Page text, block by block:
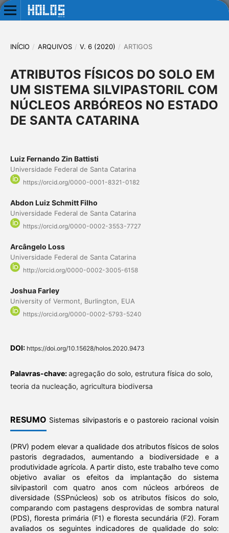
INÍCIO / ARQUIVOS / V. 6 (2020) / ARTIGOS
ATRIBUTOS FÍSICOS DO SOLO EM
UM SISTEMA SILVIPASTORIL COM
NÚCLEOS ARBÓREOS NO ESTADO
DE SANTA CATARINA
Luiz Fernando Zin Battisti
Universidade Federal de Santa Catarina
https://orcid.org/0000-0001-8321-0182
Abdon Luiz Schmitt Filho
Universidade Federal de Santa Catarina
https://orcid.org/0000-0002-3553-7727
Arcângelo Loss
Universidade Federal de Santa Catarina
http://orcid.org/0000-0002-3005-6158
Joshua Farley
University of Vermont, Burlington, EUA
https://orcid.org/0000-0002-5793-5240
DOI: https://doi.org/10.15628/holos.2020.9473
Palavras-chave:agregação do solo, estrutura física do solo,
teoria da nucleação, agricultura biodiversa
RESUMO Sistemas silvipastoris e o pastoreio racional voisin
(PRV) podem elevar a qualidade dos atributos físicos de solos
pastoris degradados, aumentando a biodiversidade e a
produtividade agrícola. A partir disto, este trabalho teve como
objetivo avaliar os efeitos da implantação do sistema
silvipastoril com quatro anos com núcleos arbóreos de
diversidade (SSPnúcleos) sob os atributos físicos do solo,
comparando com pastagens desprovidas de sombra natural
(PDS), floresta primária (F1) e floresta secundária (F2). Foram
avaliados os seguintes indicadores de qualidade do solo: